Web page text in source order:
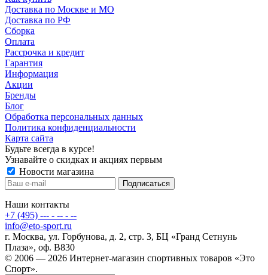
Доставка по Москве и МО
Доставка по РФ
Сборка
Оплата
Рассрочка и кредит
Гарантия
Информация
Акции
Бренды
Блог
Обработка персональных данных
Политика конфиденциальности
Карта сайта
Будьте всегда в курсе!
Узнавайте о скидках и акциях первым
Новости магазина
Наши контакты
+7 (495) --- - -- - --
info@eto-sport.ru
г. Москва, ул. Горбунова, д. 2, стр. 3, БЦ «Гранд Сетнунь
Плаза», оф. В830
© 2006 — 2026 Интернет-магазин спортивных товаров «Это
Спорт».